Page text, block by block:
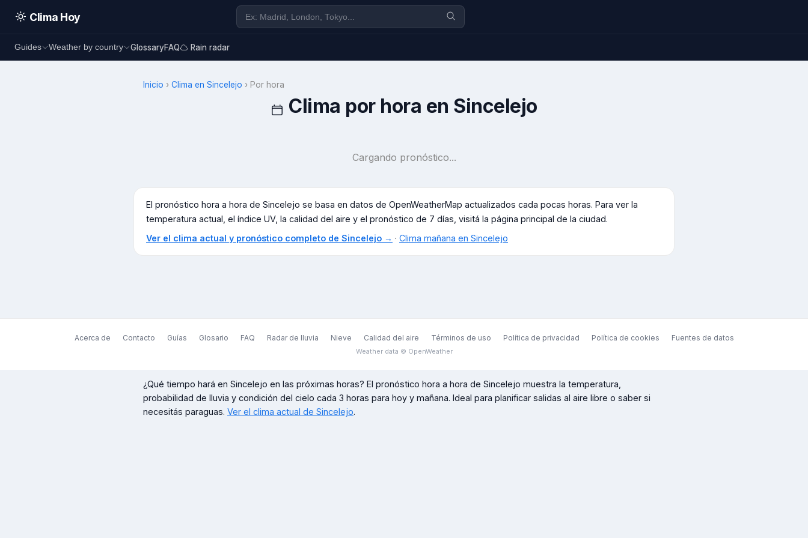
Clima Hoy
Guides Weather by country GlossaryFAQ Rain radar
Inicio › Clima en Sincelejo › Por hora
Clima por hora en Sincelejo
Cargando pronóstico...
El pronóstico hora a hora de Sincelejo se basa en datos de OpenWeatherMap actualizados cada pocas horas. Para ver la
temperatura actual, el índice UV, la calidad del aire y el pronóstico de 7 días, visitá la página principal de la ciudad.
Ver el clima actual y pronóstico completo de Sincelejo → · Clima mañana en Sincelejo
Acerca de Contacto Guías Glosario FAQ Radar de lluvia Nieve Calidad del aire Términos de uso Política de privacidad Política de cookies Fuentes de datos
Weather data © OpenWeather
¿Qué tiempo hará en Sincelejo en las próximas horas? El pronóstico hora a hora de Sincelejo muestra la temperatura,
probabilidad de lluvia y condición del cielo cada 3 horas para hoy y mañana. Ideal para planificar salidas al aire libre o saber si
necesitás paraguas. Ver el clima actual de Sincelejo.